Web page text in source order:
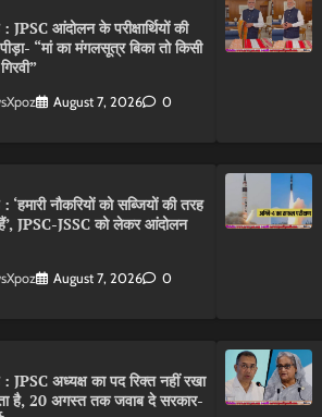
JPSC आंदोलन के परीक्षार्थियों की
“मां का मंगलसूत्र बिका तो किसी
August 7, 2026 0
नौकरियों को सब्जियों की तरह
JPSC-JSSC को लेकर आंदोलन
August 7, 2026 0
JPSC अध्यक्ष का पद रिक्त नहीं रखा
है, 20 अगस्त तक जवाब दे सरकार-